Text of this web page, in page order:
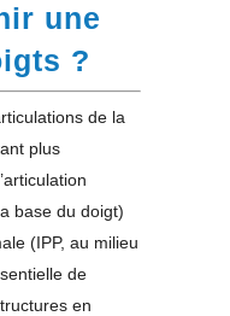
une
?
de la
plus
base du doigt)
(IPP, au milieu
de
en